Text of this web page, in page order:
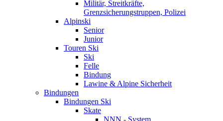
Militär, Streitkräfte,
Grenzsicherungstruppen, Polizei
Alpinski
Senior
Junior
Touren Ski
Ski
Felle
Bindung
Lawine & Alpine Sicherheit
Bindungen
Bindungen Ski
Skate
NNN - System